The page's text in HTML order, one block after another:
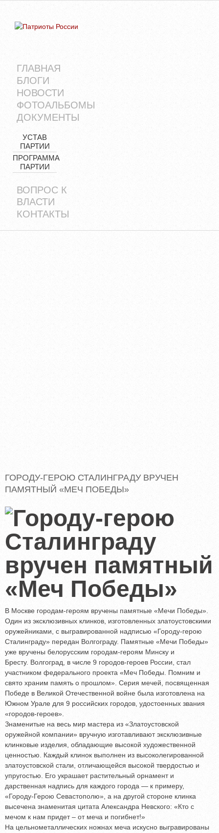
ГЛАВНАЯ
БЛОГИ
НОВОСТИ
ФОТОАЛЬБОМЫ
ДОКУМЕНТЫ
УСТАВ
ПАРТИИ
ПРОГРАММА
ПАРТИИ
ВОПРОС К
ВЛАСТИ
КОНТАКТЫ
ГОРОДУ-ГЕРОЮ СТАЛИНГРАДУ ВРУЧЕН
ПАМЯТНЫЙ «МЕЧ ПОБЕДЫ»
В Москве городам-героям вручены памятные «Мечи Победы».
Один из эксклюзивных клинков, изготовленных златоустовскими
оружейниками, с выгравированной надписью «Городу-герою
Сталинграду» передан Волгограду. Памятные «Мечи Победы»
уже вручены белорусским городам-героям Минску и
Бресту. Волгоград, в числе 9 городов-героев России, стал
участником федерального проекта «Меч Победы. Помним и
свято храним память о прошлом». Серия мечей, посвященная
Победе в Великой Отечественной войне была изготовлена на
Южном Урале для 9 российских городов, удостоенных звания
«городов-героев».
Знаменитые на весь мир мастера из «Златоустовской
оружейной компании» вручную изготавливают эксклюзивные
клинковые изделия, обладающие высокой художественной
ценностью. Каждый клинок выполнен из высоколегированной
златоустовской стали, отличающейся высокой твердостью и
упругостью. Его украшает растительный орнамент и
дарственная надпись для каждого города — к примеру,
«Городу-Герою Севастополю», а на другой стороне клинка
высечена знаменитая цитата Александра Невского: «Кто с
мечом к нам придет – от меча и погибнет!»
На цельнометаллических ножнах меча искусно выгравированы